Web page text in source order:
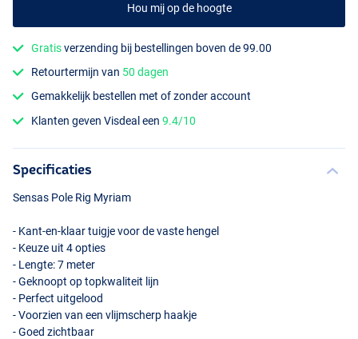
Hou mij op de hoogte
Gratisverzending bij bestellingen boven de 99.00
Retourtermijn van 50 dagen
Gemakkelijk bestellen met of zonder account
Klanten geven Visdeal een9.4/10
Specificaties
Sensas Pole Rig Myriam
- Kant-en-klaar tuigje voor de vaste hengel
- Keuze uit 4 opties
- Lengte: 7 meter
- Geknoopt op topkwaliteit lijn
- Perfect uitgelood
- Voorzien van een vlijmscherp haakje
- Goed zichtbaar